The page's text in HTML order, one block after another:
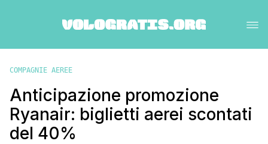
COMPAGNIE AEREE
Anticipazione promozione
Ryanair: biglietti aerei scontati
del 40%